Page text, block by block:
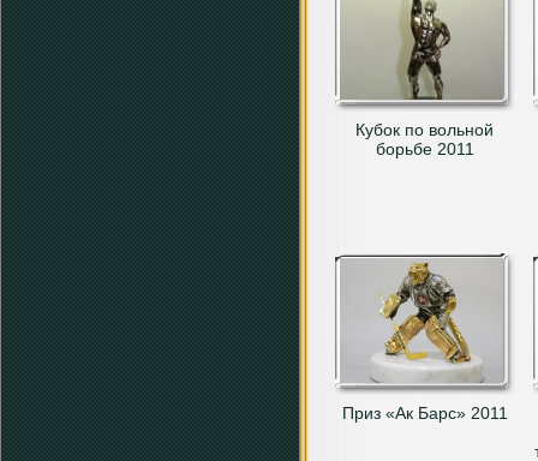
Кубок по вольной
борьбе 2011
Приз «Ак Барс» 2011